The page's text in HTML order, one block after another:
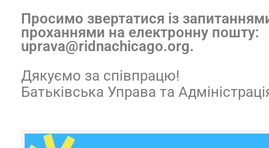
Просимо звертатися із
проханнями на електронну пошту:
uprava@ridnachicago.org.
Дякуємо за співпрацю!
Батьківська Управа та